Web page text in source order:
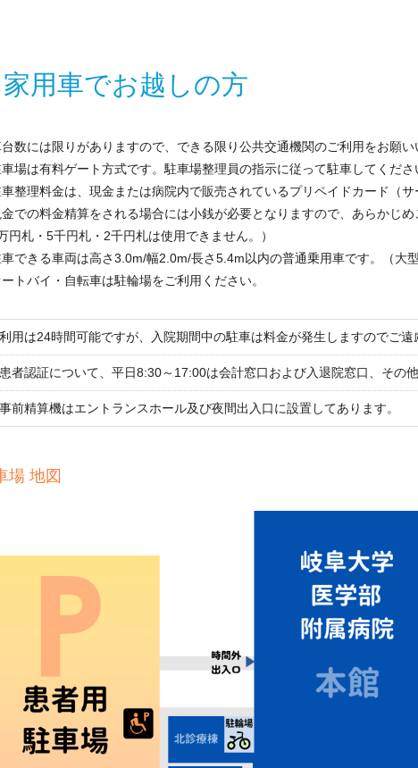
用車でお越しの方
数には限りがありますので、できる限り公共交通機関のご利用をお願い
場は有料ゲート方式です。駐車場整理員の指示に従って駐車してくださ
整理料金は、現金または病院内で販売されているプリペイドカード（サ
での料金精算をされる場合には小銭が必要となりますので、あらかじめ
円札・5千円札・2千円札は使用できません。）
できる車両は高さ3.0m/幅2.0m/長さ5.4m以内の普通乗用車です。（大
トバイ・自転車は駐輪場をご利用ください。
利用は24時間可能ですが、入院期間中の駐車は料金が発生しますのでご遠
患者認証について、平日8:30～17:00は会計窓口および入退院窓口、その
事前精算機はエントランスホール及び夜間出入口に設置してあります。
場 地図